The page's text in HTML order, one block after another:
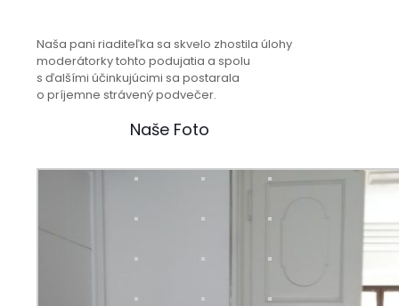
Naša pani riaditeľka sa skvelo zhostila úlohy
moderátorky tohto podujatia a spolu
s ďalšími účinkujúcimi sa postarala
o príjemne strávený podvečer.
Naše Foto